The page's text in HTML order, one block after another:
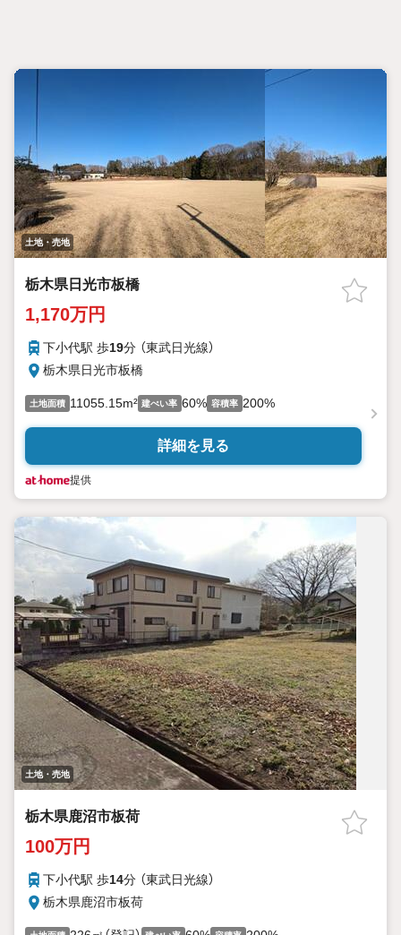
土地・売地
栃木県日光市板橋
1,170万円
下小代駅 歩19分 （東武日光線）
栃木県日光市板橋
土地面積 11055.15m² 建ぺい率 60% 容積率 200%
詳細を見る
提供
土地・売地
栃木県鹿沼市板荷
100万円
下小代駅 歩14分 （東武日光線）
栃木県鹿沼市板荷